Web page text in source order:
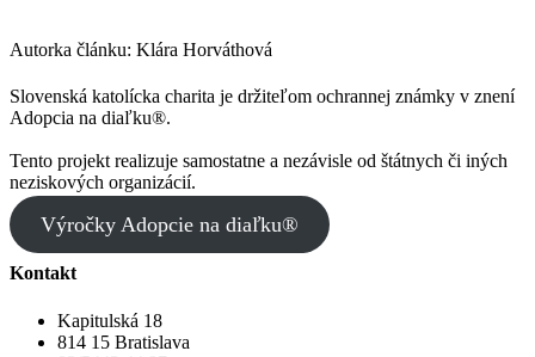
Autorka článku: Klára Horváthová
Slovenská katolícka charita je držiteľom ochrannej známky v znení
Adopcia na diaľku®.
Tento projekt realizuje samostatne a nezávisle od štátnych či iných
neziskových organizácií.
Výročky Adopcie na diaľku®
Kontakt
Kapitulská 18
814 15 Bratislava